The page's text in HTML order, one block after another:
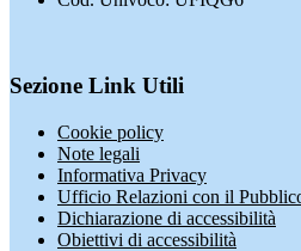
Sezione Link Utili
Cookie policy
Note legali
Informativa Privacy
Ufficio Relazioni con il
Dichiarazione di accessibilità
Obiettivi di accessibilità